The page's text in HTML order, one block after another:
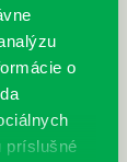
o
príslušné